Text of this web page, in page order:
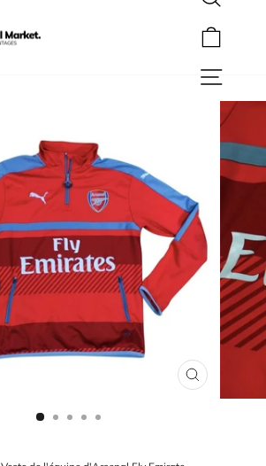
Rechercher
Navigation
FERMER
(ESC)